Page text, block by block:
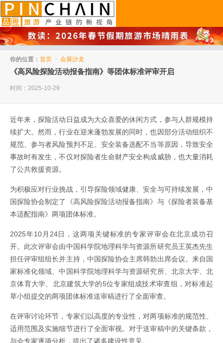
你的位置： 首页 > 会展沙龙
《高风险探险活动报备指南》等团体标准评审开启
时间：2025-10-29
近年来，探险活动日益成为大众喜爱的休闲方式，参与人群规模持
续扩大。然而，行业在迎来蓬勃发展的同时，也因部分活动组织不
规范、参与者风险预判不足、安全装备选配不当等原因，导致安全
事故时有发生，不仅对探险者生命财产安全构成威胁，也大量消耗
了公共救援资源。
为积极应对行业挑战，引导探险领域健康、安全与可持续发展，中
国探险协会制定了《高风险探险活动报备指南》与《探险者装备基
本适配指南》两项团体标准。
2025年10月24日，这两项关键标准的专家评审会在北京成功召
开。此次评审会由中国科学院地理科学与资源所研究员王英杰先生
担任评审组组长并主持，中国探险协会主席韩勃出席会议。来自国
家标准化领域、中国科学院地理科学与资源研究所、北京大学、北
京体育大学、北京建筑大学的5位专家组成技术审查组，对标准起
草小组提交的两项团体标准送审稿进行了全面审查。
在评审讨论环节，专家们以高度的专业性，对两项标准的规范性、
适用范围及实施细节进行了全面审视。对于送审稿中的关键条款，
与会专家逐项分析，提出了诸多建设性意见。